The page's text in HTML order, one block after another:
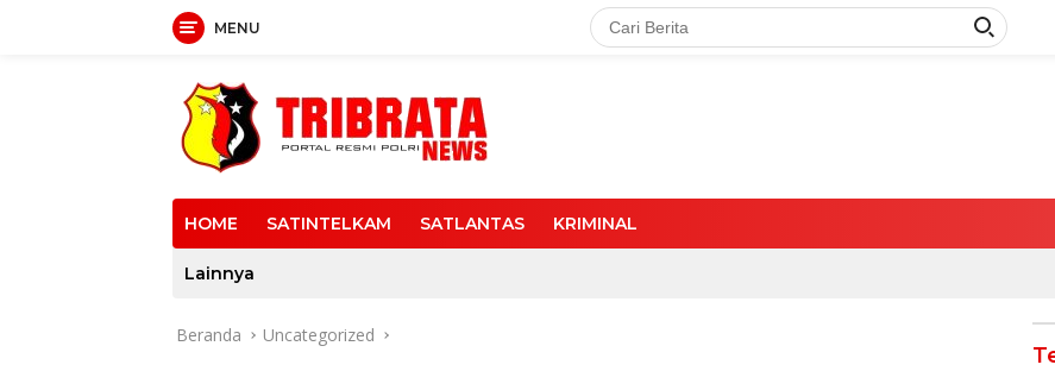
MENU
HOME SATINTELKAM SATLANTAS KRIMINAL
Lainnya
Beranda Uncategorized